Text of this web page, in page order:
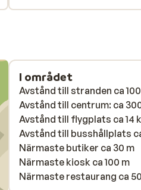
I området
Avstånd till stranden ca
Avstånd till centrum: ca
Avstånd till flygplats ca 14
Avstånd till busshållplats
Närmaste butiker ca 30 m
Närmaste kiosk ca 100 m
Närmaste restaurang ca